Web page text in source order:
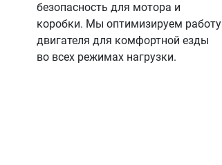
безопасность для мотора и
коробки. Мы оптимизируем работу
двигателя для комфортной езды
во всех режимах нагрузки.